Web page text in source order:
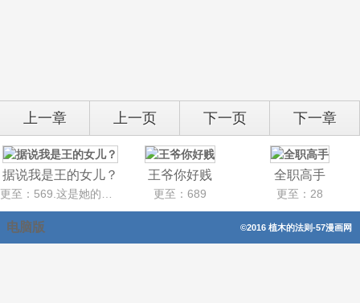
上一章 上一页 下一页 下一章
据说我是王的女儿？
更至：569.这是她的选择
王爷你好贱
更至：689
全职高手
更至：28
电脑版 ©2016 植木的法则-57漫画网